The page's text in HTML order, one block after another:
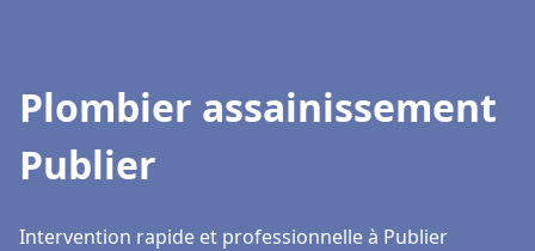
Plombier assainissement
Publier
Intervention rapide et professionnelle à Publier